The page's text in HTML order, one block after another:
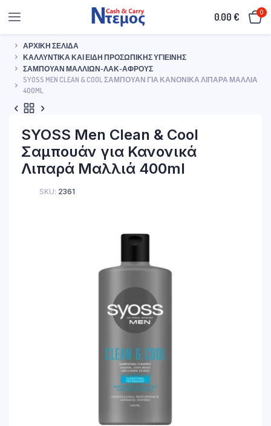
0.00€ 0
ΑΡΧΙΚΉ ΣΕΛΊΔΑ
ΚΑΛΛΥΝΤΙΚΆ ΚΑΙ ΕΊΔΗ ΠΡΟΣΩΠΙΚΉΣ ΥΓΙΕΙΝΉΣ
ΣΑΜΠΟΥΆΝ ΜΑΛΛΙΏΝ-ΛΑΚ-ΑΦΡΟΎΣ
SYOSS MEN CLEAN & COOL ΣΑΜΠΟΥΆΝ ΓΙΑ ΚΑΝΟΝΙΚΆ ΛΙΠΑΡΆ ΜΑΛΛΙΆ
400ML
SYOSS Men Clean & Cool
Σαμπουάν για Κανονικά
Λιπαρά Μαλλιά 400ml
SKU: 2361